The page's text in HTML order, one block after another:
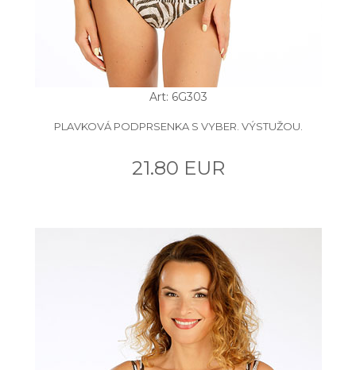
Art: 6G303
PLAVKOVÁ PODPRSENKA S VYBER. VÝSTUŽOU.
21.80 EUR